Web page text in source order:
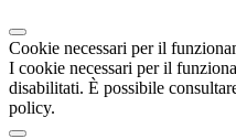
Cookie necessari per il
I cookie necessari per il
disabilitati. È possibile
policy.